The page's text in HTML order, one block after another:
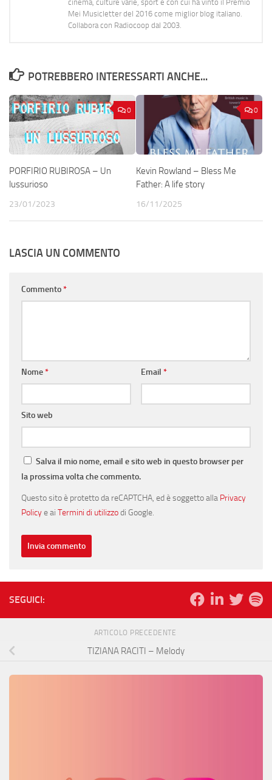
cinema, culture varie, sport e con cui ha vinto il Premio
Mei Musicletter del 2016 come miglior blog italiano.
Collabora con Radiocoop dal 2003.
POTREBBERO INTERESSARTI ANCHE...
0
PORFIRIO RUBIROSA – Un
lussurioso
23/01/2023
0
Kevin Rowland – Bless Me
Father: A life story
16/11/2025
LASCIA UN COMMENTO
Commento*
Nome* Email *
Sito web
Salva il mio nome, email e sito web in questo browser per
la prossima volta che commento.
Questo sito è protetto da reCAPTCHA, ed è soggetto alla Privacy
Policye ai Termini di utilizzodi Google.
SEGUICI:
ARTICOLO PRECEDENTE
TIZIANA RACITI – Melody